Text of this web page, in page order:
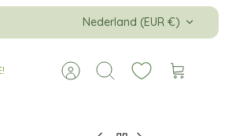
Valuta
Nederland (EUR €)
AccountZoeken